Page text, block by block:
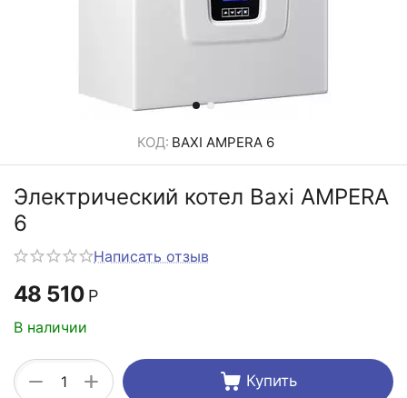
КОД: BAXI AMPERA 6
Электрический котел Baxi AMPERA
6
Написать отзыв
48 510 Р
В наличии
+
− Купить